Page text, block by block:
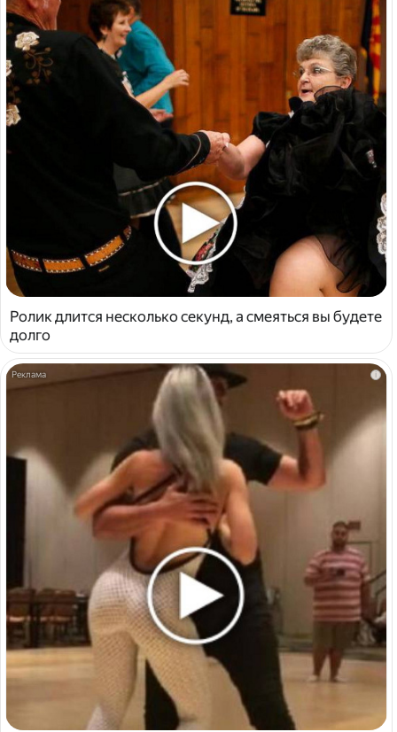
Ролик длится несколько секунд, а смеяться вы будете
долго
i